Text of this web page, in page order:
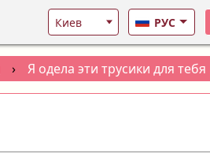
РУС
› Я одела эти трусики для тебя